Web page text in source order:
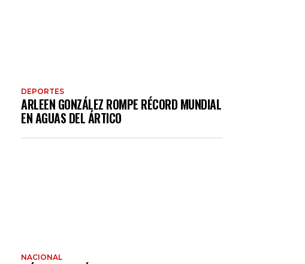
DEPORTES
ARLEEN GONZÁLEZ ROMPE RÉCORD MUNDIAL
EN AGUAS DEL ÁRTICO
NACIONAL